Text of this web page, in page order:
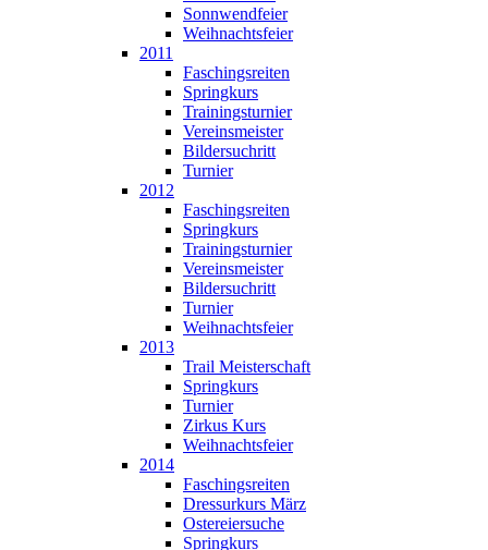
Sonnwendfeier
Weihnachtsfeier
2011
Faschingsreiten
Springkurs
Trainingsturnier
Vereinsmeister
Bildersuchritt
Turnier
2012
Faschingsreiten
Springkurs
Trainingsturnier
Vereinsmeister
Bildersuchritt
Turnier
Weihnachtsfeier
2013
Trail Meisterschaft
Springkurs
Turnier
Zirkus Kurs
Weihnachtsfeier
2014
Faschingsreiten
Dressurkurs März
Ostereiersuche
Springkurs